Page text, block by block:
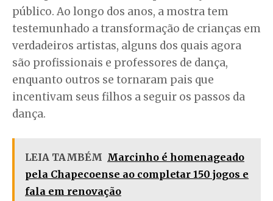
público. Ao longo dos anos, a mostra tem
testemunhado a transformação de crianças em
verdadeiros artistas, alguns dos quais agora
são profissionais e professores de dança,
enquanto outros se tornaram pais que
incentivam seus filhos a seguir os passos da
dança.
LEIA TAMBÉM Marcinho é homenageado
pela Chapecoense ao completar 150 jogos e
fala em renovação